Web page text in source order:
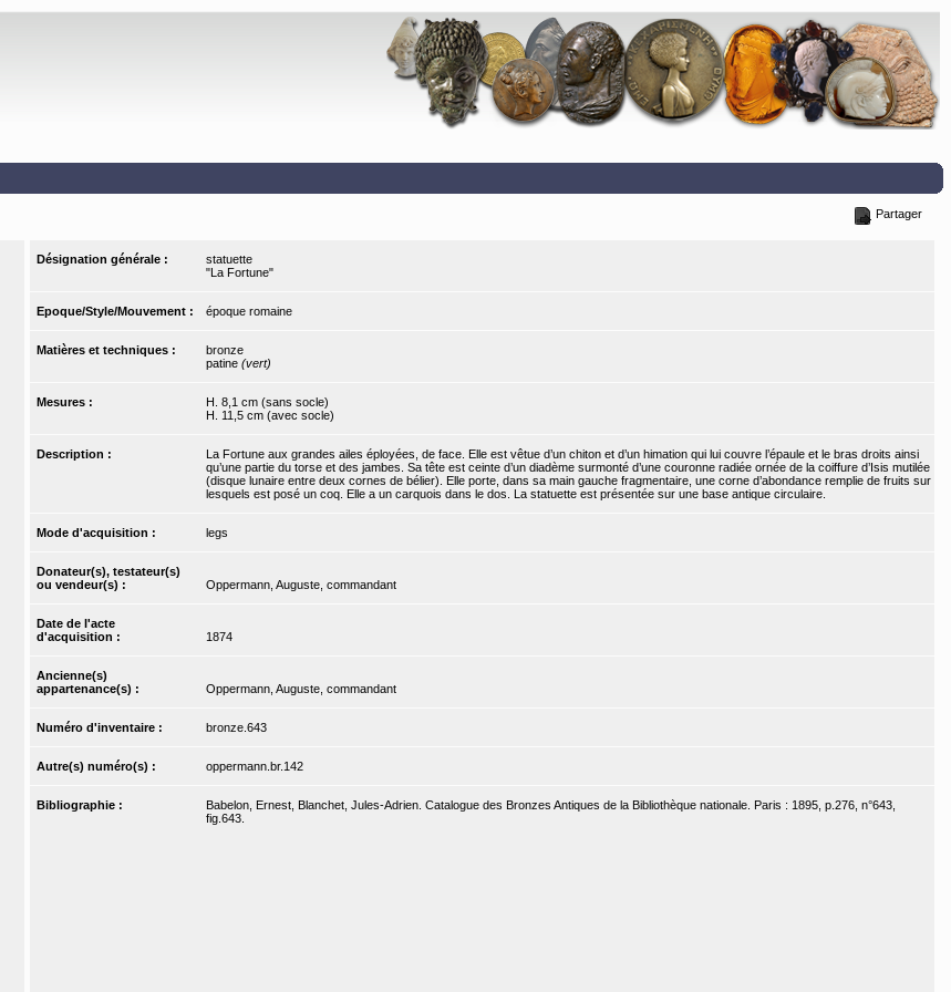
Partager
Désignation générale :
statuette
"La Fortune"
Epoque/Style/Mouvement : époque romaine
Matières et techniques :
bronze
patine (vert)
Mesures :
H. 8,1 cm (sans socle)
H. 11,5 cm (avec socle)
Description :
La Fortune aux grandes ailes éployées, de face. Elle est vêtue d’un chiton et d’un himation qui lui couvre l’épaule et le bras droits ainsi
qu’une partie du torse et des jambes. Sa tête est ceinte d’un diadème surmonté d’une couronne radiée ornée de la coiffure d’Isis mutilée
(disque lunaire entre deux cornes de bélier). Elle porte, dans sa main gauche fragmentaire, une corne d’abondance remplie de fruits sur
lesquels est posé un coq. Elle a un carquois dans le dos. La statuette est présentée sur une base antique circulaire.
Mode d'acquisition : legs
Donateur(s), testateur(s)
ou vendeur(s) :
Oppermann, Auguste, commandant
Date de l'acte
d'acquisition :
1874
Ancienne(s)
appartenance(s) :
Oppermann, Auguste, commandant
Numéro d'inventaire : bronze.643
Autre(s) numéro(s) : oppermann.br.142
Bibliographie :
Babelon, Ernest, Blanchet, Jules-Adrien. Catalogue des Bronzes Antiques de la Bibliothèque nationale. Paris : 1895, p.276, n°643,
fig.643.